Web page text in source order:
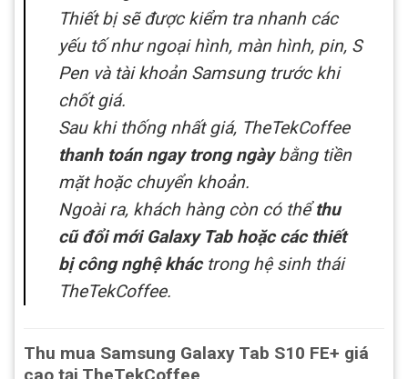
Thiết bị sẽ được kiểm tra nhanh các
yếu tố như ngoại hình, màn hình, pin, S
Pen và tài khoản Samsung trước khi
chốt giá.
Sau khi thống nhất giá, TheTekCoffee
thanh toán ngay trong ngàybằng tiền
mặt hoặc chuyển khoản.
Ngoài ra, khách hàng còn có thểthu
cũ đổi mới Galaxy Tab hoặc các thiết
bị công nghệ kháctrong hệ sinh thái
TheTekCoffee.
Thu mua Samsung Galaxy Tab S10 FE+ giá
cao tại TheTekCoffee